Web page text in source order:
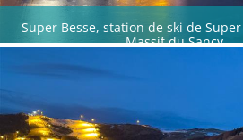
Super Besse, station de ski de
Massif du Sancy